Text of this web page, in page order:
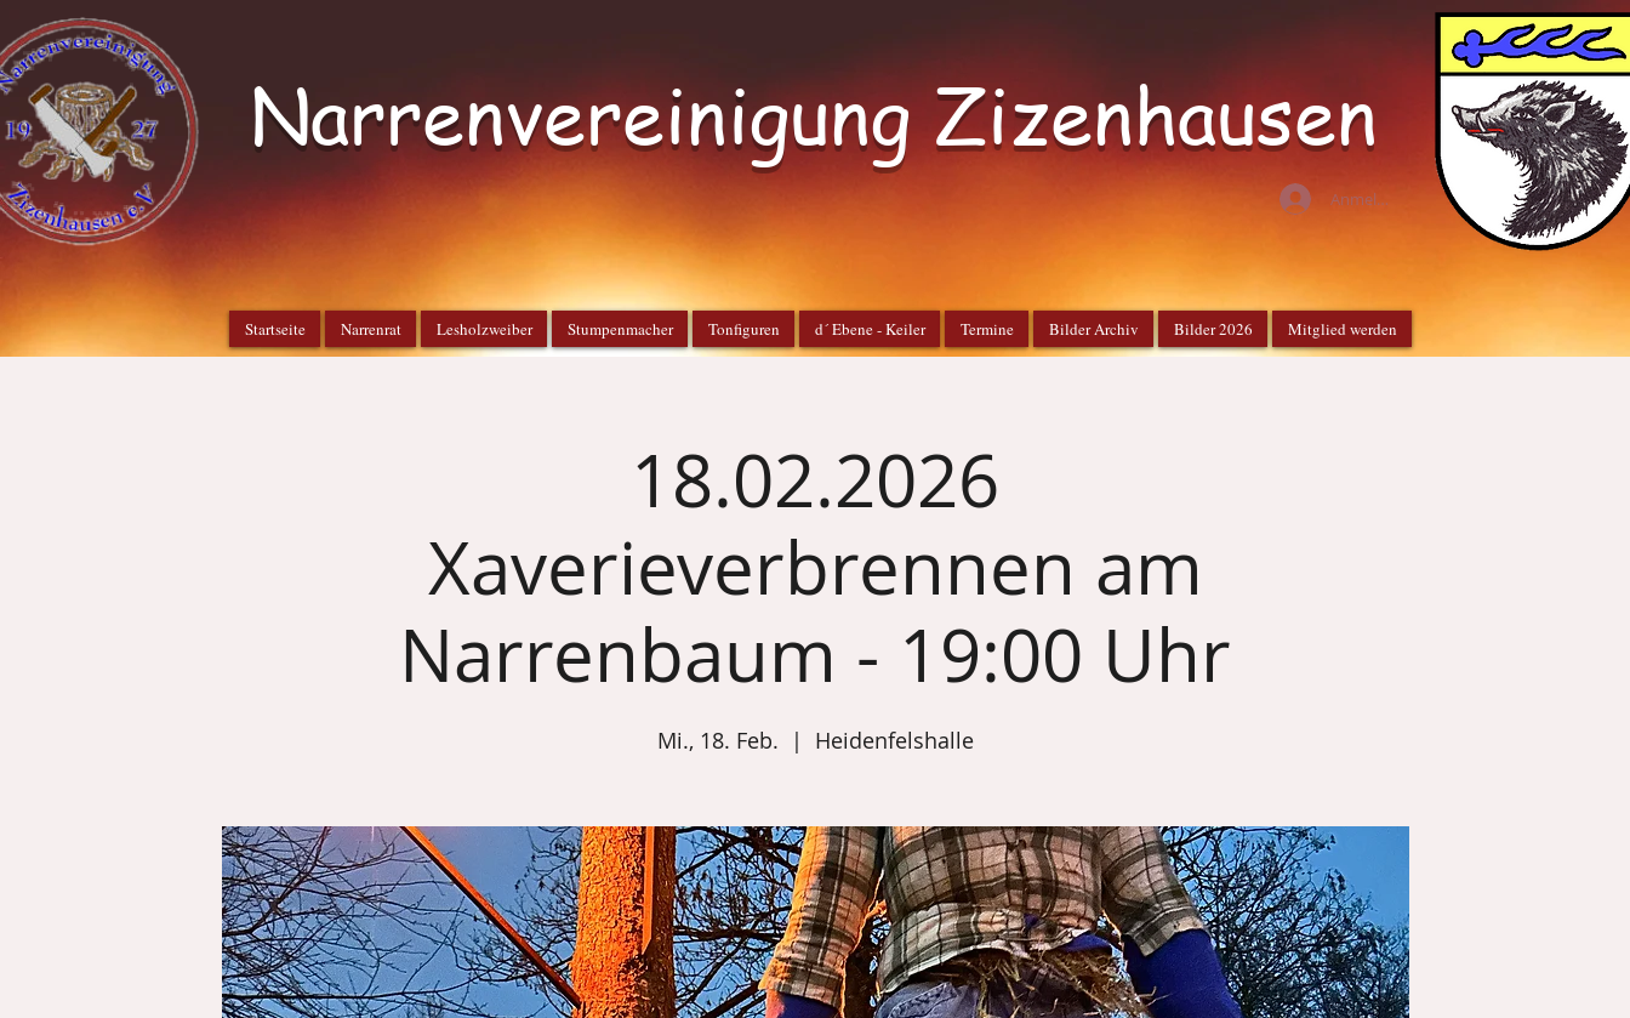
Narrenvereinigung Zizenhausen
Anmelden
Startseite Narrenrat Lesholzweiber Stumpenmacher Tonfiguren d´ Ebene - Keiler Termine Bilder Archiv Bilder 2026 Mitglied werden
18.02.2026
Xaverieverbrennen am
Narrenbaum - 19:00 Uhr
Mi., 18. Feb.
  |
Heidenfelshalle